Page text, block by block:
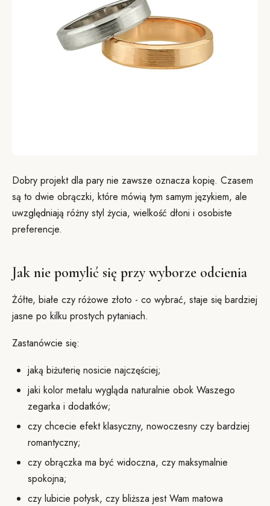
Dobry projekt dla pary nie zawsze oznacza kopię. Czasem
są to dwie obrączki, które mówią tym samym językiem, ale
uwzględniają różny styl życia, wielkość dłoni i osobiste
preferencje.
Jak nie pomylić się przy wyborze odcienia
Żółte, białe czy różowe złoto - co wybrać, staje się bardziej
jasne po kilku prostych pytaniach.
Zastanówcie się:
jaką biżuterię nosicie najczęściej;
jaki kolor metalu wygląda naturalnie obok Waszego
zegarka i dodatków;
czy chcecie efekt klasyczny, nowoczesny czy bardziej
romantyczny;
czy obrączka ma być widoczna, czy maksymalnie
spokojna;
czy lubicie połysk, czy bliższa jest Wam matowa